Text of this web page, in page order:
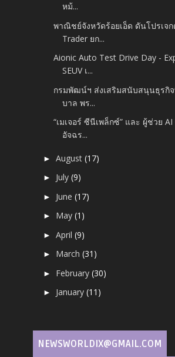
หม้...
พาณิชย์จังหวัดร้อยเอ็ด ดันโปรเจ
Trader ยก...
Aionic Auto Test Drive Day -
SEUV เ...
กรมพัฒน์ฯ ส่งเสริมสนับสนุนธุรกิ
บาล พร...
“เมเจอร์ ซีนีเพล็กซ์” และ ผู้ช่วย
อัจฉร...
►August(17)
► July(9)
► June(17)
► May(1)
►April(9)
► March(31)
► February(30)
► January(11)
NEWSWORLDIX@GMAIL.COM